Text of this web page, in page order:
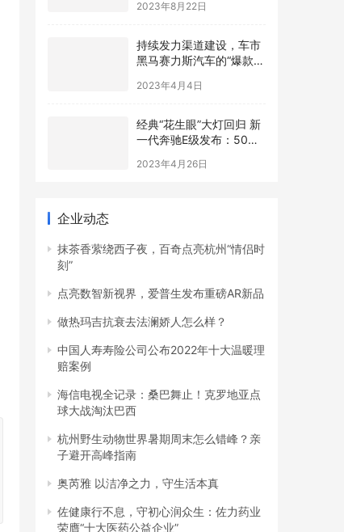
2023年8月22日
持续发力渠道建设，车市
黑马赛力斯汽车的“爆款思
2023年4月4日
经典“花生眼”大灯回归 新
一代奔驰E级发布：50万
2023年4月26日
企业动态
抹茶香萦绕西子夜，百奇点亮杭州“情侣时
刻”
点亮数智新视界，爱普生发布重磅AR新品
做热玛吉抗衰去法澜娇人怎么样？
中国人寿寿险公司公布2022年十大温暖理
赔案例
海信电视全记录：桑巴舞止！克罗地亚点
球大战淘汰巴西
杭州野生动物世界暑期周末怎么错峰？亲
子避开高峰指南
奥芮雅 以洁净之力，守生活本真
佐健康行不息，守初心润众生：佐力药业
荣膺“十大医药公益企业”